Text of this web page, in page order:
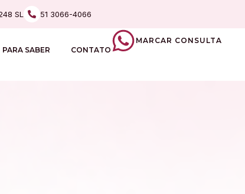
SL 51 3066-4066
PARA SABER CONTATO
MARCAR CONSULTA